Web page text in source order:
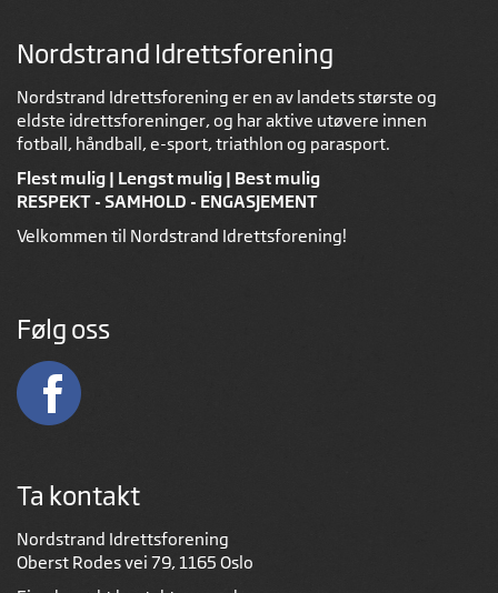
Nordstrand Idrettsforening
Nordstrand Idrettsforening er en av landets største og
eldste idrettsforeninger, og har aktive utøvere innen
fotball, håndball, e-sport, triathlon og parasport.
Flest mulig | Lengst mulig | Best mulig
RESPEKT - SAMHOLD - ENGASJEMENT
Velkommen til Nordstrand Idrettsforening!
Følg oss
Ta kontakt
Nordstrand Idrettsforening
Oberst Rodes vei 79, 1165 Oslo